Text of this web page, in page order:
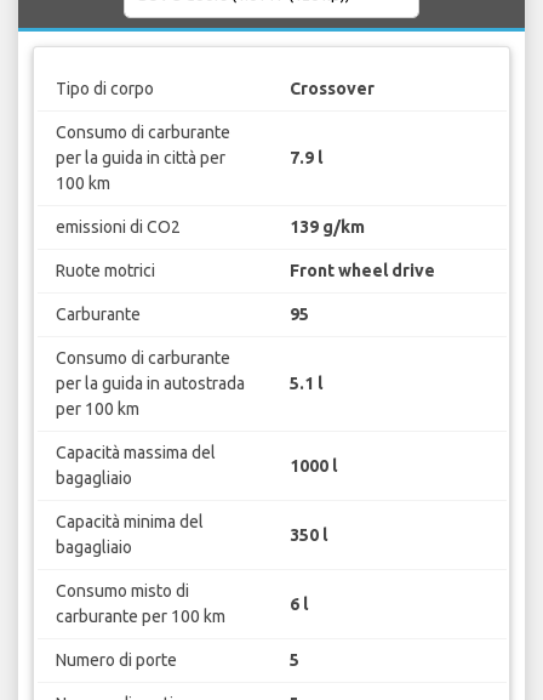
Tipo di corpo Crossover
Consumo di carburante
per la guida in città per
100 km
7.9 l
emissioni di CO2 139 g/km
Ruote motrici Front wheel drive
Carburante 95
Consumo di carburante
per la guida in autostrada
per 100 km
5.1 l
Capacità massima del
bagagliaio
1000 l
Capacità minima del
bagagliaio
350 l
Consumo misto di
carburante per 100 km
6 l
Numero di porte 5